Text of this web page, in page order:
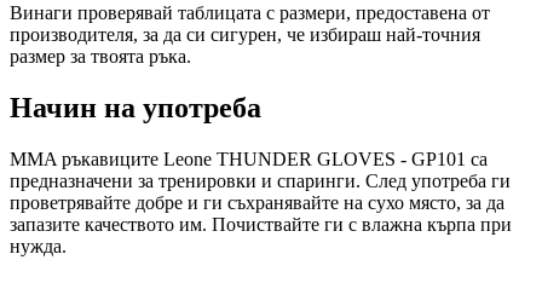
Винаги проверявай таблицата с размери, предоставена от
производителя, за да си сигурен, че избираш най-точния
размер за твоята ръка.
Начин на употреба
MMA ръкавиците Leone THUNDER GLOVES - GP101 са
предназначени за тренировки и спаринги. След употреба ги
проветрявайте добре и ги съхранявайте на сухо място, за да
запазите качеството им. Почиствайте ги с влажна кърпа при
нужда.